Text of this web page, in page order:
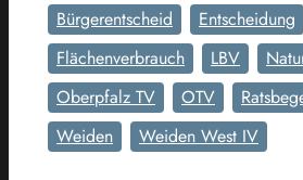
Bürgerentscheid
Entscheidung
Flächenverbrauch
LBV
Oberpfalz TV
OTV
Weiden
Weiden West IV